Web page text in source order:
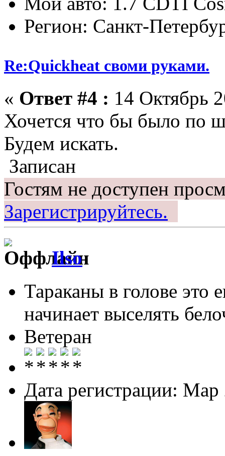
Регион: Санкт-
Re:Quickheat своми руками.
« Ответ #4 : 14 Октябрь
Хочется что бы было по
Будем искать.
Записан
Гостям не доступен
Зарегистрируйтесь.
Ilso
Тараканы в голове это
начинает выселять
Ветеран
Дата регистрации: Мар